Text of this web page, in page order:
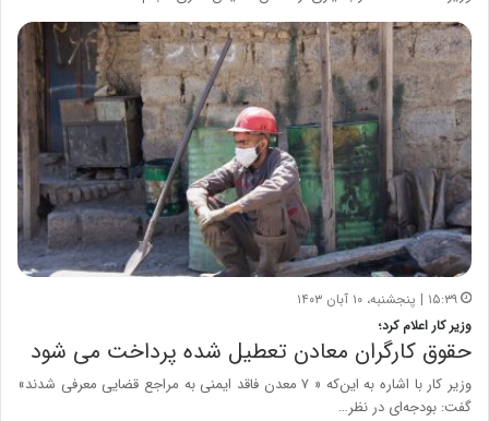
۱۵:۳۹ | پنجشنبه، ۱۰ آبان ۱۴۰۳
وزیر کار اعلام کرد؛
حقوق کارگران معادن تعطیل شده پرداخت می شود
وزیر کار با اشاره به این‌که « ۷ معدن فاقد ایمنی به مراجع قضایی معرفی شدند»
گفت: بودجه‌ای در نظر…